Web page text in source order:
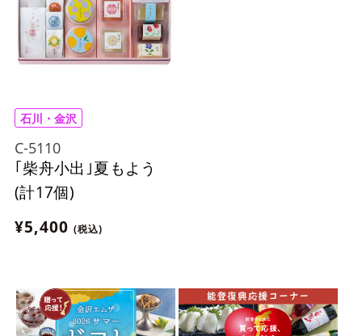
石川・金沢
C-5110
｢柴舟小出｣夏もよう
(計17個)
¥5,400 (税込)